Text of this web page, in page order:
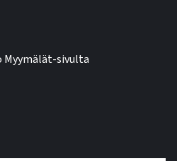
Myymälät-sivulta